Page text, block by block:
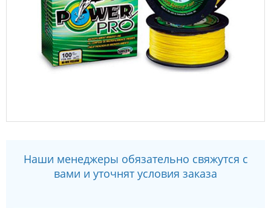
Наши менеджеры обязательно свяжутся с
вами и уточнят условия заказа